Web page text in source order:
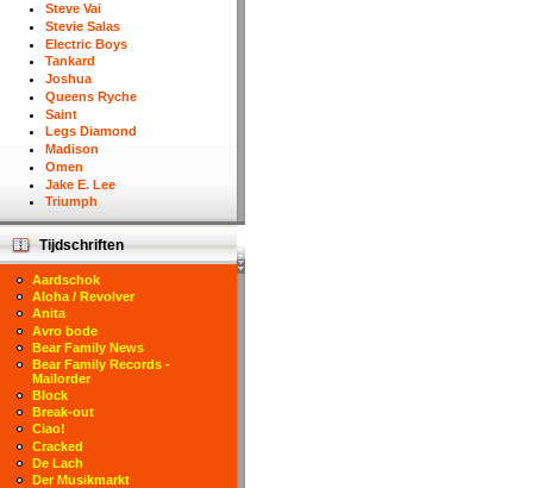
Steve Vai
Stevie Salas
Electric Boys
Tankard
Joshua
Queens Ryche
Saint
Legs Diamond
Madison
Omen
Jake E. Lee
Triumph
Tijdschriften
Aardschok
Aloha / Revolver
Anita
Avro bode
Bear Family News
Bear Family Records -
Mailorder
Block
Break-out
Ciao!
Cracked
De Lach
Der Musikmarkt